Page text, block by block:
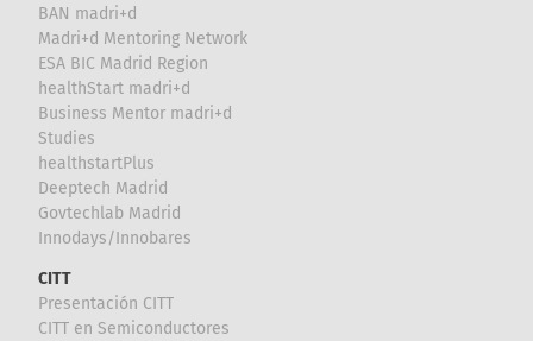
BAN madri+d
Madri+d Mentoring Network
ESA BIC Madrid Region
healthStart madri+d
Business Mentor madri+d
Studies
healthstartPlus
Deeptech Madrid
Govtechlab Madrid
Innodays/Innobares
CITT
Presentación CITT
CITT en Semiconductores